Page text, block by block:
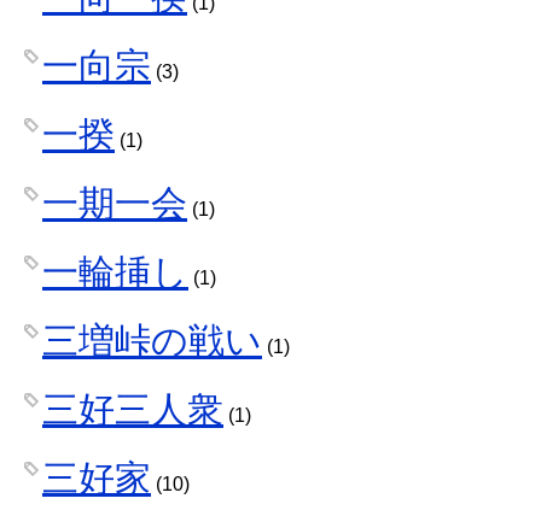
一向宗 (3)
一揆 (1)
一期一会 (1)
一輪挿し (1)
三増峠の戦い (1)
三好三人衆 (1)
三好家 (10)